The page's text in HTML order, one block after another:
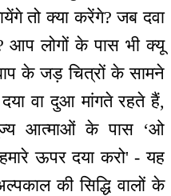
तो क्या करेंगे? जब दवा
आप लोगों के पास भी क्यू
के जड़ चित्रों के सामने
वा दुआ मांगते रहते हैं,
आत्माओं के पास ‘ओ
हमारे ऊपर दया करो' - यह
की सिद्धि वालों के